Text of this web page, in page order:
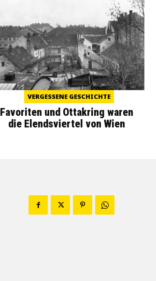
VERGESSENE GESCHICHTE
Favoriten und Ottakring waren
die Elendsviertel von Wien